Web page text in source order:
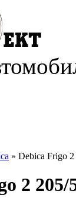
» Debica Frigo
2 205/